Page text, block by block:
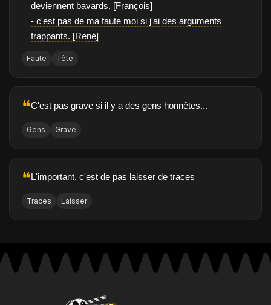
deviennent bavards. [François]
- c'est pas de ma faute moi si j'ai des arguments
frappants. [René]
Faute Tête
❝C'est pas grave si il y a des gens honnêtes...
Gens Grave
❝L'important, c'est de pas laisser de traces
Traces Laisser